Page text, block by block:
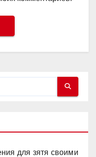
для зятя своими